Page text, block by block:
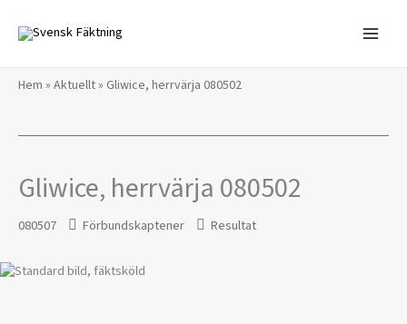
innehåll
Hem » Aktuellt» Gliwice, herrvärja 080502
Gliwice, herrvärja 080502
080507 Förbundskaptener Resultat